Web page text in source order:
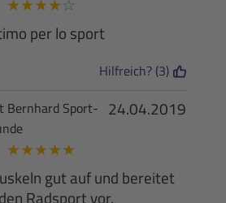
per lo sport
Hilfreich? (3)
24.04.2019
Bernhard Sport-
★★★★★
gut auf und bereitet
Radsport vor.